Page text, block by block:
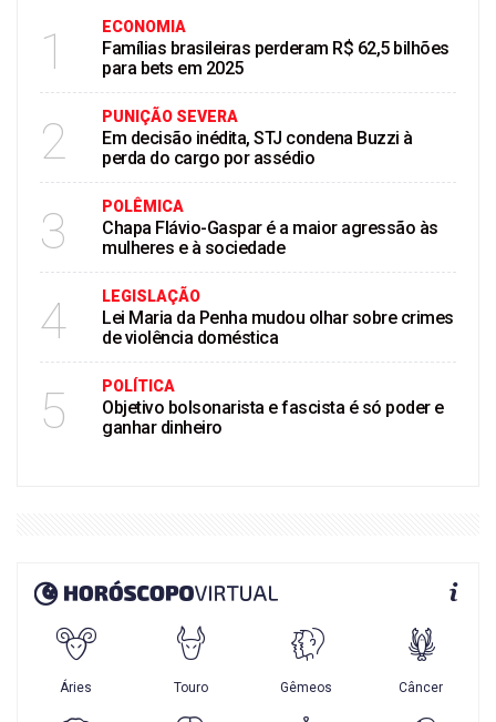
1 ECONOMIA
Famílias brasileiras perderam R$ 62,5 bilhões
para bets em 2025
2 PUNIÇÃO SEVERA
Em decisão inédita, STJ condena Buzzi à
perda do cargo por assédio
3 POLÊMICA
Chapa Flávio-Gaspar é a maior agressão às
mulheres e à sociedade
4 LEGISLAÇÃO
Lei Maria da Penha mudou olhar sobre crimes
de violência doméstica
5 POLÍTICA
Objetivo bolsonarista e fascista é só poder e
ganhar dinheiro